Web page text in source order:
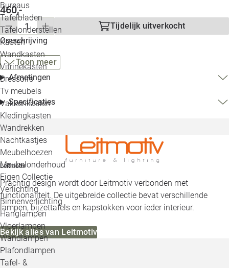
Bureaus
Tafelbladen
Tafelonderstellen
Kasten
Wandkasten
Vitrinekasten
Dressoirs
Tv meubels
Vakkenkasten
Kledingkasten
Wandrekken
Nachtkastjes
Meubelhoezen
Meubelonderhoud
Eigen Collectie
Verlichting
Binnenverlichting
Hanglampen
Vloerlampen
Wandlampen
Plafondlampen
Tafel- &
460,-
Tijdelijk uitverkocht
Omschrijving
Toon meer
Afmetingen
Specificaties
Leitmotiv
Prachtig design wordt door Leitmotiv verbonden met
functionaliteit. De uitgebreide collectie bevat verschillende
lampen, bijzettafels en kapstokken voor ieder interieur.
Bekijk alles van Leitmotiv